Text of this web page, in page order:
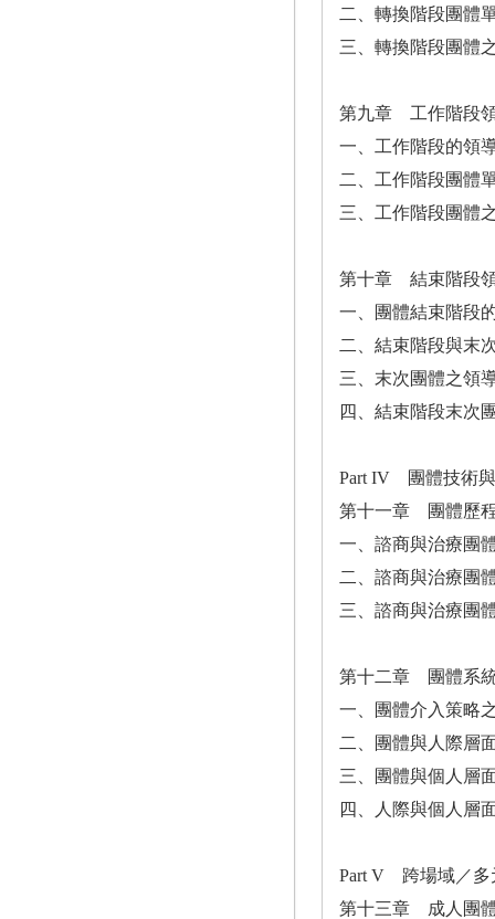
二、轉換階段團體
三、轉換階段團體
第九章 工作階段
一、工作階段的領
二、工作階段團體
三、工作階段團體
第十章 結束階段
一、團體結束階段
二、結束階段與末
三、末次團體之領
四、結束階段末次
Part IV 團體技術
第十一章 團體歷
一、諮商與治療團
二、諮商與治療團
三、諮商與治療團
第十二章 團體系
一、團體介入策略
二、團體與人際層
三、團體與個人層
四、人際與個人層
Part V 跨場域／多
第十三章 成人團